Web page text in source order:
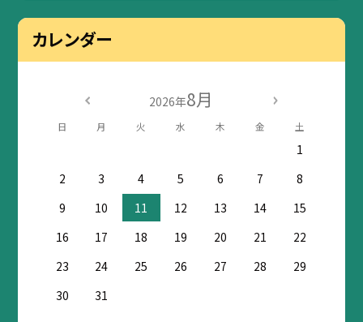
カレンダー
2026年8月
日 月 火 水 木 金 土
1
2
3 4 5 6 7
8
9
10 11 12 13 14
15
16
17 18 19 20 21
22
23
24 25 26 27 28
29
30
31